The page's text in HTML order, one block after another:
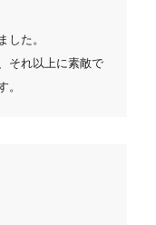
した。
それ以上に素敵で
。